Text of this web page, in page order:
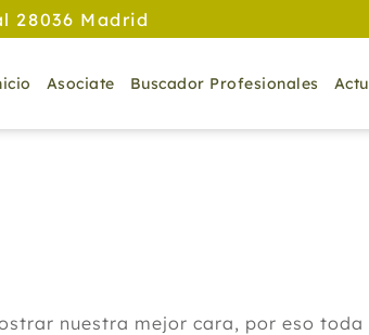
28036 Madrid
Asociate Buscador Profesionales
nuestra mejor cara, por eso